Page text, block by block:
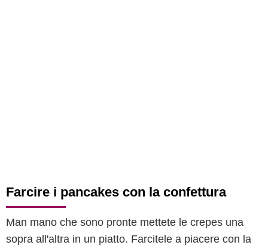
Farcire i pancakes con la confettura
Man mano che sono pronte mettete le crepes una
sopra all'altra in un piatto. Farcitele a piacere con la